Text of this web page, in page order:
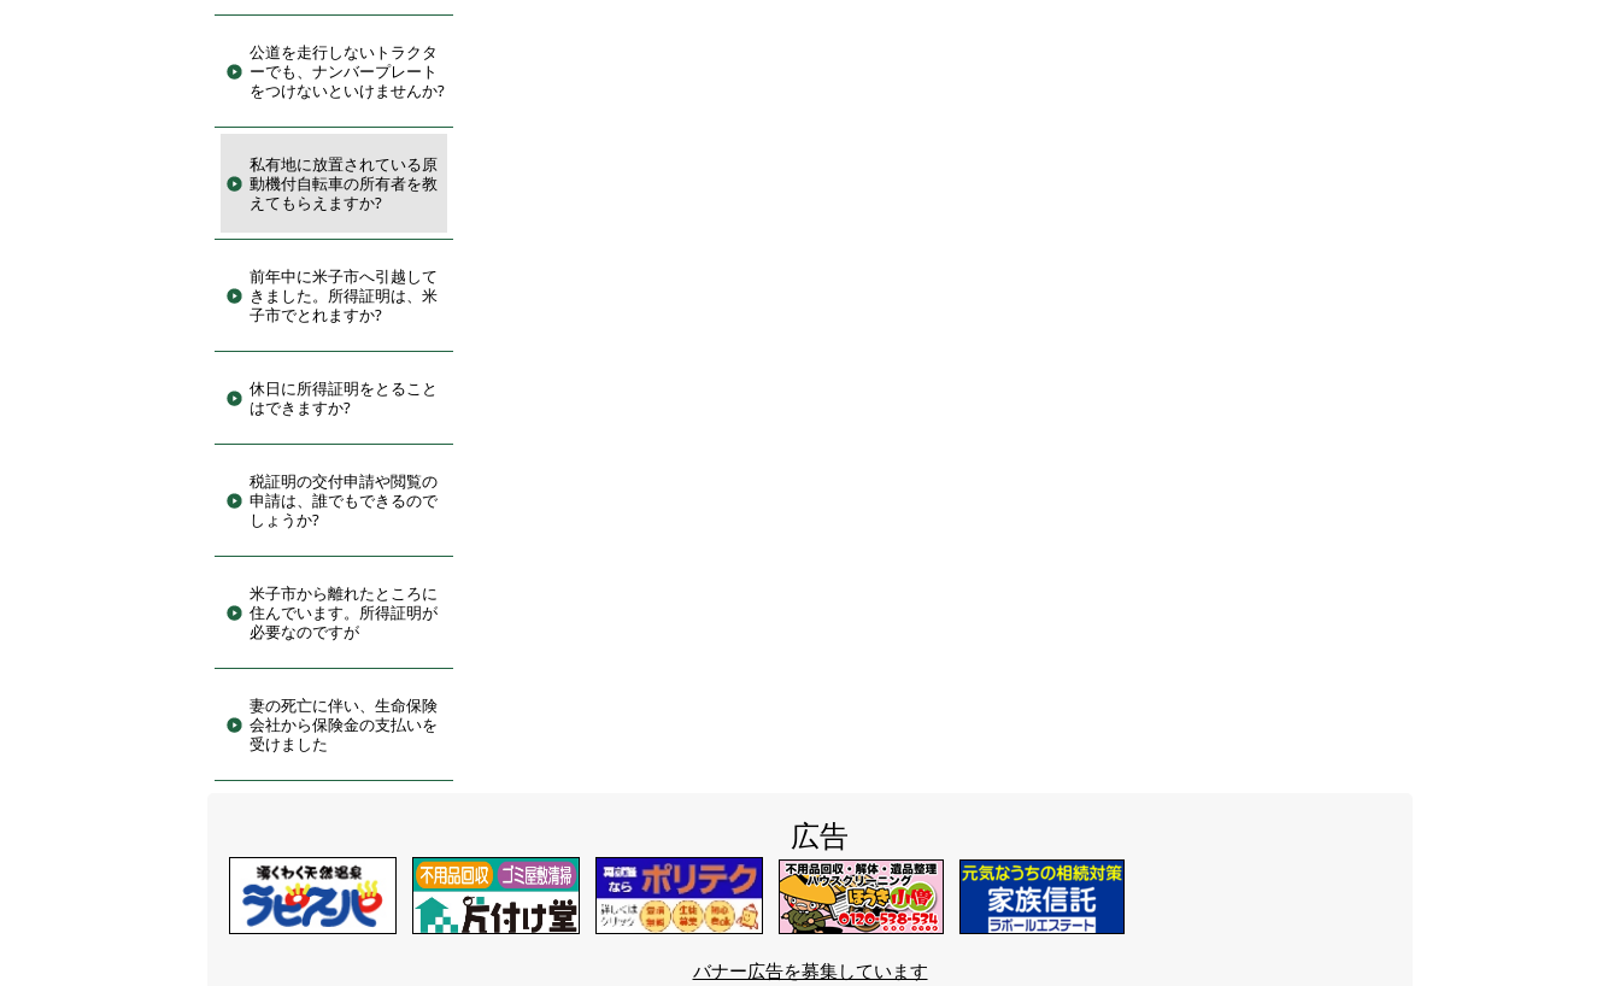
公道を走行しないトラクタ
ーでも、ナンバープレート
をつけないといけませんか?
私有地に放置されている原
動機付自転車の所有者を教
えてもらえますか?
前年中に米子市へ引越して
きました。所得証明は、米
子市でとれますか?
休日に所得証明をとること
はできますか?
税証明の交付申請や閲覧の
申請は、誰でもできるので
しょうか?
米子市から離れたところに
住んでいます。所得証明が
必要なのですが
妻の死亡に伴い、生命保険
会社から保険金の支払いを
受けました
広告
バナー広告を募集しています